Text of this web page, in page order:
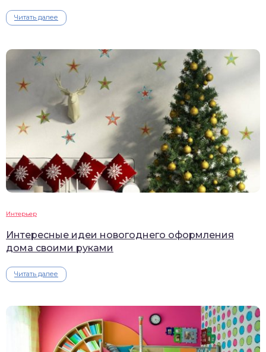
Читать далее
Интерьер
Интересные идеи новогоднего оформления
дома своими руками
Читать далее